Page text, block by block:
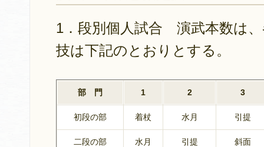
1．段別個人試合 演武本数は
技は下記のとおりとする。
部 門 1 2 3
初段の部 着杖 水月 引提
二段の部 水月 引提 斜面